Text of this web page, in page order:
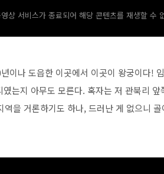
상 서비스가 종료되어 해당 콘텐츠를 재생할 수
이나 도읍한 이곳에서 이곳이 왕궁이다!
는지 아무도 모른다. 혹자는 저 관북리
을 거론하기도 하나, 드러난 게 없으니